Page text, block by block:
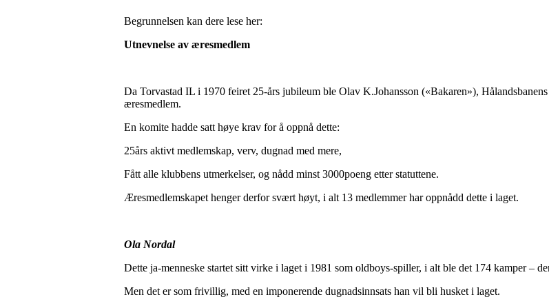
Begrunnelsen kan dere lese her:
Utnevnelse av æresmedlem
Da Torvastad IL i 1970 feiret 25-års jubileum ble Olav K.Johansson («Bakaren»),
æresmedlem.
En komite hadde satt høye krav for å oppnå dette:
25års aktivt medlemskap, verv, dugnad med mere,
Fått alle klubbens utmerkelser, og nådd minst 3000poeng etter statuttene.
Æresmedlemskapet henger derfor svært høyt, i alt 13 medlemmer har oppnådd dette i laget.
Ola Nordal
Dette ja-menneske startet sitt virke i laget i 1981 som oldboys-spiller, i alt ble det 174 kamper –
Men det er som frivillig, med en imponerende dugnadsinnsats han vil bli husket i laget.